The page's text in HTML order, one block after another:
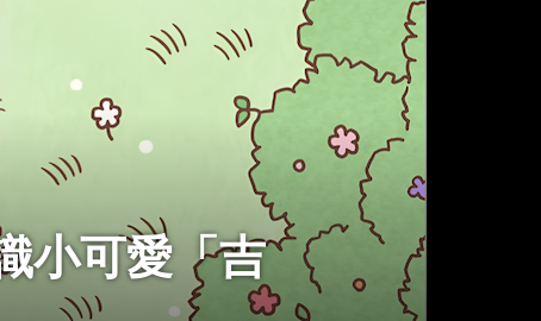
小可愛「吉